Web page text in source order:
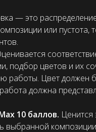
— это
или пустота,
подбор цветов и их
работы. Цвет должен
должна
10 баллов. Ценится
выбранной